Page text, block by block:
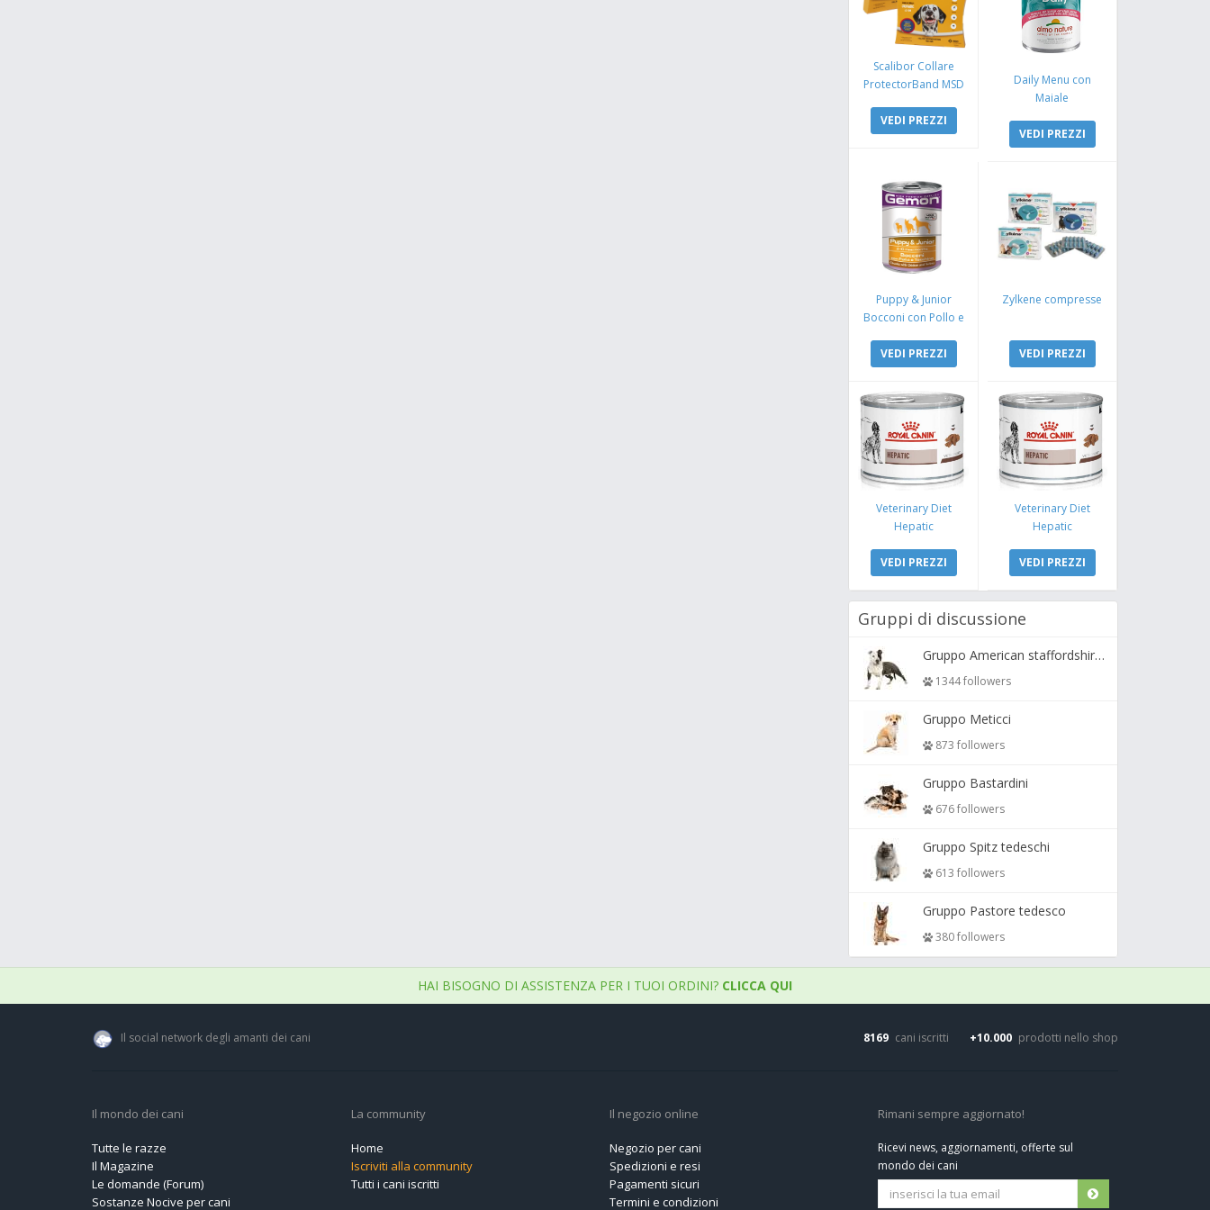
Scalibor Collare
ProtectorBand MSD
VEDI PREZZI
Daily Menu con
Maiale
VEDI PREZZI
Puppy & Junior
Bocconi con Pollo e
VEDI PREZZI
Zylkene compresse
VEDI PREZZI
Veterinary Diet
Hepatic
VEDI PREZZI
Veterinary Diet
Hepatic
VEDI PREZZI
Gruppi di discussione
Gruppo American staffordshire terrier ( amstaff, amastaff )
1344 followers
Gruppo Meticci
873 followers
Gruppo Bastardini
676 followers
Gruppo Spitz tedeschi
613 followers
Gruppo Pastore tedesco
380 followers
HAI BISOGNO DI ASSISTENZA PER I TUOI ORDINI? CLICCA QUI
Il social network degli amanti dei cani 8169 cani iscritti +10.000 prodotti nello shop
Il mondo dei cani
Tutte le razze
Il Magazine
Le domande (Forum)
Sostanze Nocive per cani
La community
Home
Iscriviti alla community
Tutti i cani iscritti
Il negozio online
Negozio per cani
Spedizioni e resi
Pagamenti sicuri
Termini e condizioni
Rimani sempre aggiornato!
Ricevi news, aggiornamenti, offerte sul
mondo dei cani